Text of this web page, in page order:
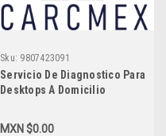
Sku: 9807423091
Servicio De Diagnostico Para
Desktops A Domicilio
MXN $0.00